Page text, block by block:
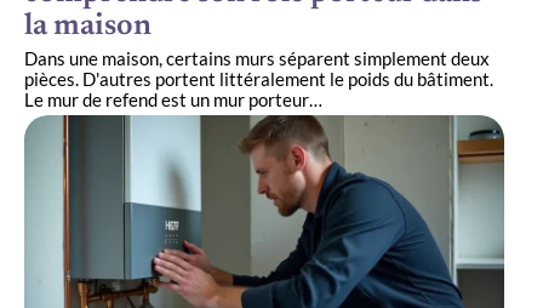
la maison
Dans une maison, certains murs séparent simplement deux
pièces. D'autres portent littéralement le poids du bâtiment.
Le mur de refend est un mur porteur…